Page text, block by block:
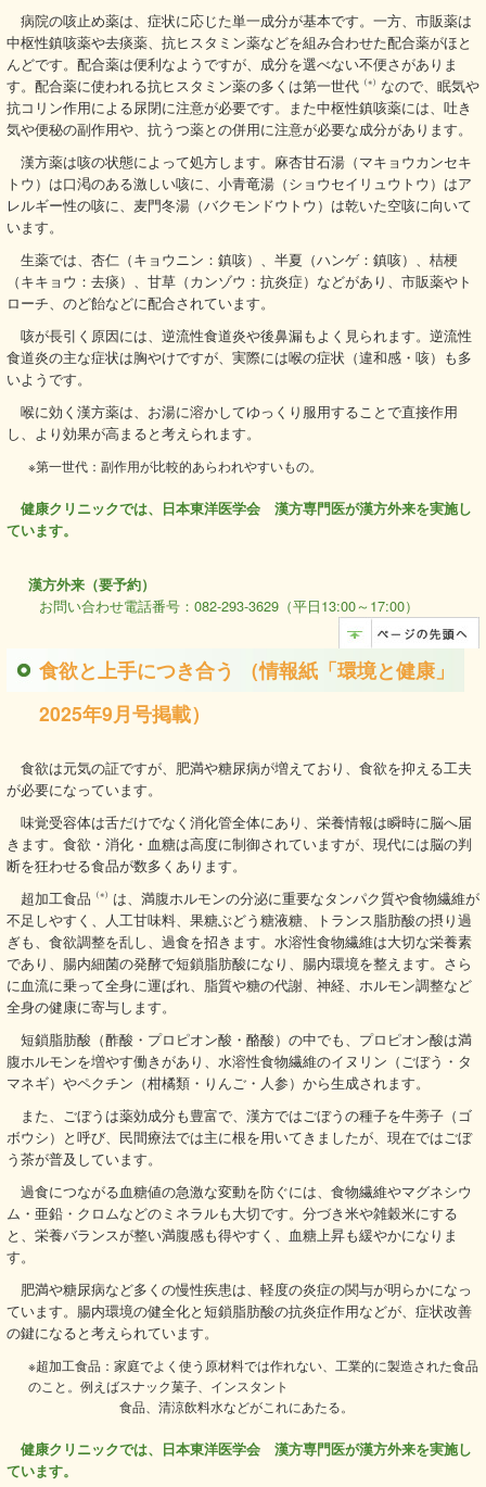
病院の咳止め薬は、症状に応じた単一成分が基本です。一方、市販薬は
中枢性鎮咳薬や去痰薬、抗ヒスタミン薬などを組み合わせた配合薬がほと
んどです。配合薬は便利なようですが、成分を選べない不便さがありま
す。配合薬に使われる抗ヒスタミン薬の多くは第一世代 （※） なので、眠気や
抗コリン作用による尿閉に注意が必要です。また中枢性鎮咳薬には、吐き
気や便秘の副作用や、抗うつ薬との併用に注意が必要な成分があります。
漢方薬は咳の状態によって処方します。麻杏甘石湯（マキョウカンセキ
トウ）は口渇のある激しい咳に、小青竜湯（ショウセイリュウトウ）はア
レルギー性の咳に、麦門冬湯（バクモンドウトウ）は乾いた空咳に向いて
います。
生薬では、杏仁（キョウニン：鎮咳）、半夏（ハンゲ：鎮咳）、桔梗
（キキョウ：去痰）、甘草（カンゾウ：抗炎症）などがあり、市販薬やト
ローチ、のど飴などに配合されています。
咳が長引く原因には、逆流性食道炎や後鼻漏もよく見られます。逆流性
食道炎の主な症状は胸やけですが、実際には喉の症状（違和感・咳）も多
いようです。
喉に効く漢方薬は、お湯に溶かしてゆっくり服用することで直接作用
し、より効果が高まると考えられます。
※第一世代：副作用が比較的あらわれやすいもの。
健康クリニックでは、日本東洋医学会 漢方専門医が漢方外来を実施し
ています。
漢方外来（要予約）
お問い合わせ電話番号：082-293-3629（平日13:00～17:00）
食欲と上手につき合う （情報紙「環境と健康」
2025年9月号掲載）
食欲は元気の証ですが、肥満や糖尿病が増えており、食欲を抑える工夫
が必要になっています。
味覚受容体は舌だけでなく消化管全体にあり、栄養情報は瞬時に脳へ届
きます。食欲・消化・血糖は高度に制御されていますが、現代には脳の判
断を狂わせる食品が数多くあります。
超加工食品 （※） は、満腹ホルモンの分泌に重要なタンパク質や食物繊維が
不足しやすく、人工甘味料、果糖ぶどう糖液糖、トランス脂肪酸の摂り過
ぎも、食欲調整を乱し、過食を招きます。水溶性食物繊維は大切な栄養素
であり、腸内細菌の発酵で短鎖脂肪酸になり、腸内環境を整えます。さら
に血流に乗って全身に運ばれ、脂質や糖の代謝、神経、ホルモン調整など
全身の健康に寄与します。
短鎖脂肪酸（酢酸・プロピオン酸・酪酸）の中でも、プロピオン酸は満
腹ホルモンを増やす働きがあり、水溶性食物繊維のイヌリン（ごぼう・タ
マネギ）やペクチン（柑橘類・りんご・人参）から生成されます。
また、ごぼうは薬効成分も豊富で、漢方ではごぼうの種子を牛蒡子（ゴ
ボウシ）と呼び、民間療法では主に根を用いてきましたが、現在ではごぼ
う茶が普及しています。
過食につながる血糖値の急激な変動を防ぐには、食物繊維やマグネシウ
ム・亜鉛・クロムなどのミネラルも大切です。分づき米や雑穀米にする
と、栄養バランスが整い満腹感も得やすく、血糖上昇も緩やかになりま
す。
肥満や糖尿病など多くの慢性疾患は、軽度の炎症の関与が明らかになっ
ています。腸内環境の健全化と短鎖脂肪酸の抗炎症作用などが、症状改善
の鍵になると考えられています。
※超加工食品：家庭でよく使う原材料では作れない、工業的に製造された食品
のこと。例えばスナック菓子、インスタント
食品、清涼飲料水などがこれにあたる。
健康クリニックでは、日本東洋医学会 漢方専門医が漢方外来を実施し
ています。